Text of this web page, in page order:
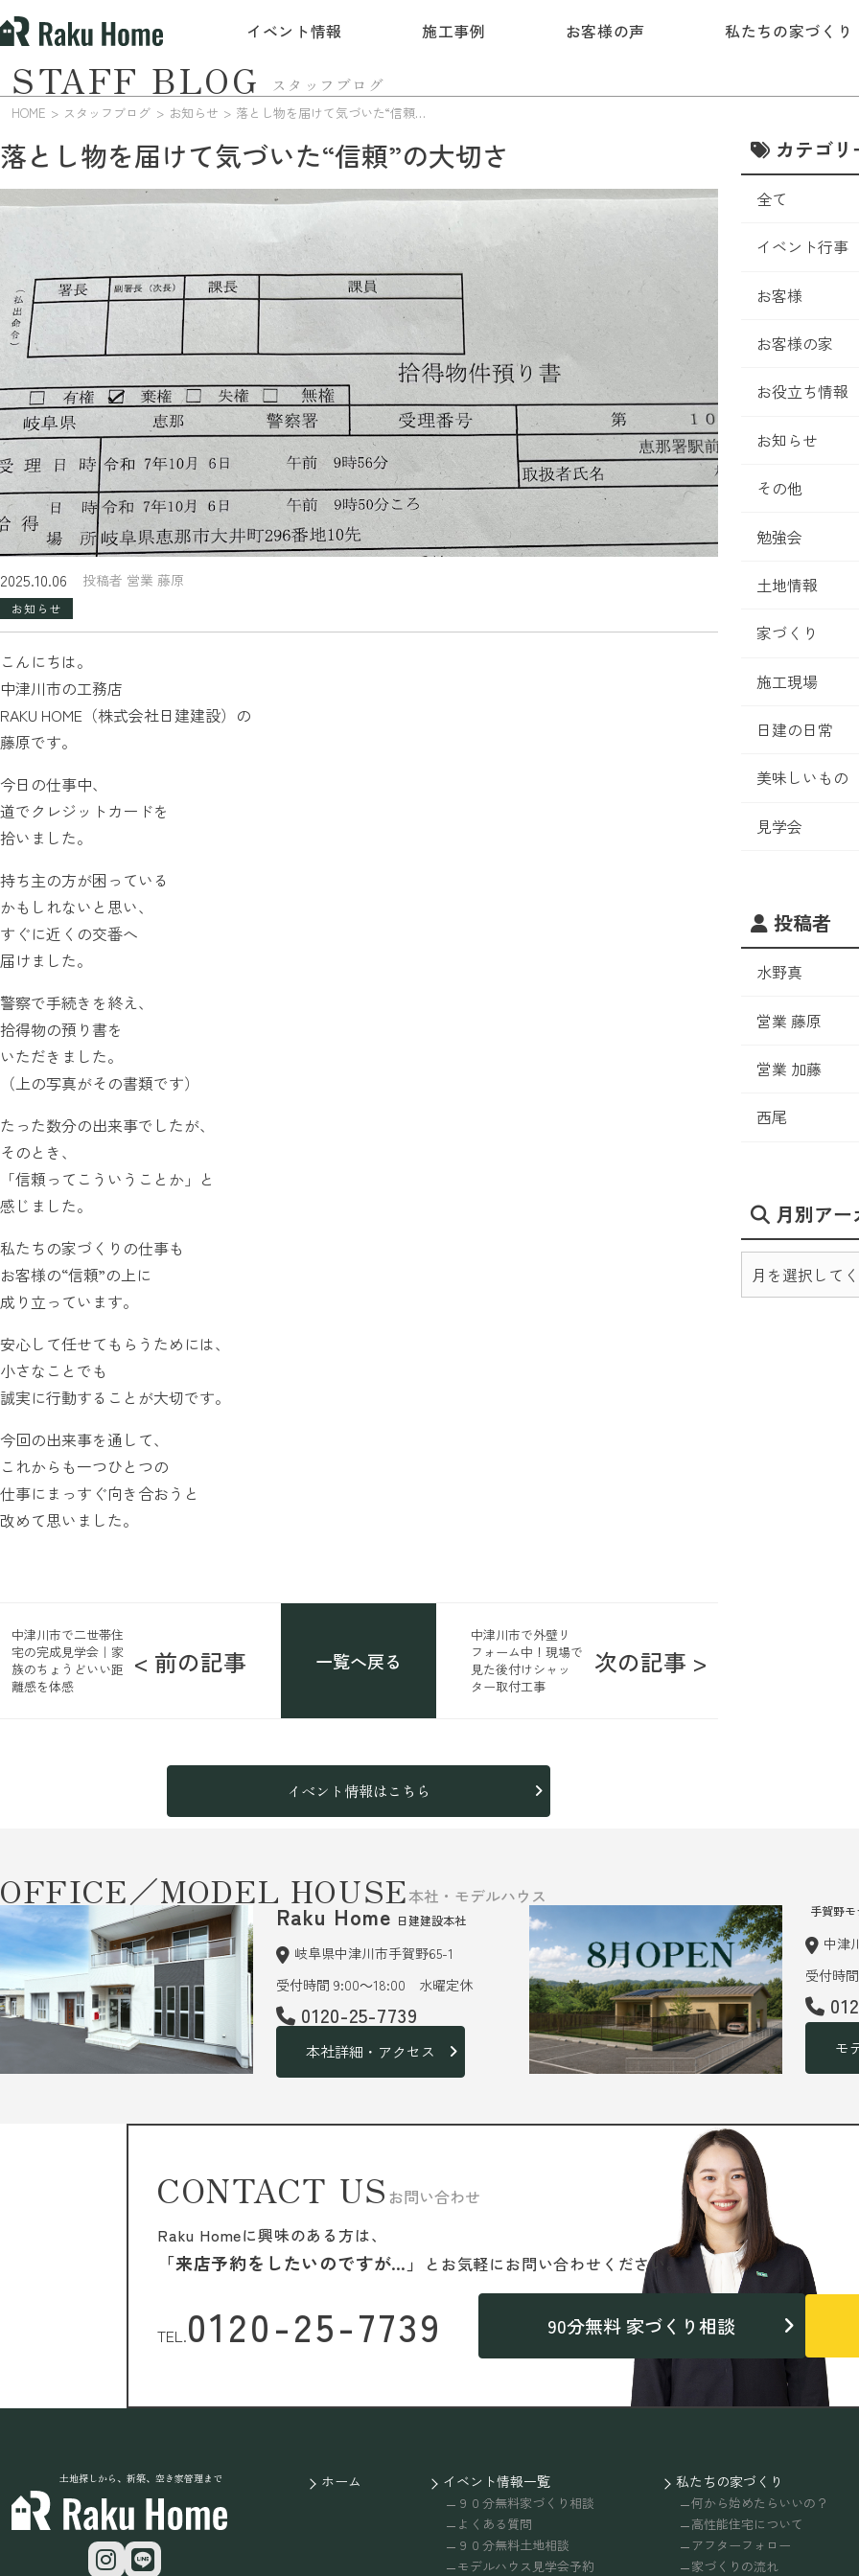
イベント情報 施工事例 お客様の声 私たちの家づくり
スタッフブログ
STAFF BLOG
HOME スタッフブログ お知らせ 落とし物を届けて気づいた“信頼”の大切さ
落とし物を届けて気づいた“信頼”の大切さ
2025.10.06 投稿者 営業 藤原
お知らせ
こんにちは。
中津川市の工務店
RAKU HOME（株式会社日建建設）の
藤原です。
今日の仕事中、
道でクレジットカードを
拾いました。
持ち主の方が困っている
かもしれないと思い、
すぐに近くの交番へ
届けました。
警察で手続きを終え、
拾得物の預り書を
いただきました。
（上の写真がその書類です）
たった数分の出来事でしたが、
そのとき、
「信頼ってこういうことか」と
感じました。
私たちの家づくりの仕事も
お客様の“信頼”の上に
成り立っています。
安心して任せてもらうためには、
小さなことでも
誠実に行動することが大切です。
今回の出来事を通して、
これからも一つひとつの
仕事にまっすぐ向き合おうと
改めて思いました。
< 前の記事
中津川市で二世帯住
宅の完成見学会｜家
族のちょうどいい距
離感を体感
一覧へ戻る
中津川市で外壁リ
フォーム中！現場で
見た後付けシャッ
ター取付工事
次の記事 >
イベント情報はこちら
カテゴリ
全て
イベント行事
お客様
お客様の家
お役立ち情報
お知らせ
その他
勉強会
土地情報
家づくり
施工現場
日建の日常
美味しいもの
見学会
投稿者
水野真
営業 藤原
営業 加藤
西尾
月別アー
OFFICE／MODEL HOUSE本社・モデルハウス
Raku Home 日建建設本社
岐阜県中津川市手賀野65-1
受付時間 9:00～18:00 水曜定休
0120-25-7739
本社詳細・アクセス
手賀野
中津
受付時
モ
CONTACT US お問い合わせ
Raku Homeに興味のある方は、
「来店予約をしたいのですが…」 と お気軽にお問い合わせください。
TEL.0120-25-7739 90分無料 家づくり相談
土地探しから、新築、空き家管理まで ホーム イベント情報一覧
９０分無料家づくり相談
よくある質問
９０分無料土地相談
モデルハウス見学会予約
私たちの家づくり
何から始めたらいいの？
高性能住宅について
アフターフォロー
家づくりの流れ